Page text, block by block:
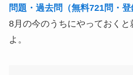
問題・過去問（無料721問・登
8月の今のうちにやっておく
よ。